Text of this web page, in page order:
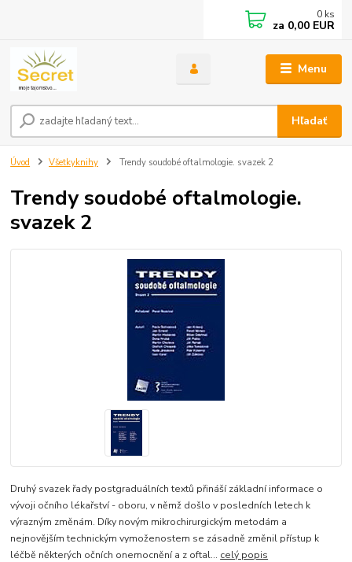
Menu
Hľadať
0 ks
za 0,00 EUR
Úvod Všetkyknihy Trendy soudobé oftalmologie. svazek 2
Trendy soudobé oftalmologie.
svazek 2
Druhý svazek řady postgraduálních textů přináší základní informace o
vývoji očního lékařství - oboru, v němž došlo v posledních letech k
výrazným změnám. Díky novým mikrochirurgickým metodám a
nejnovějším technickým vymoženostem se zásadně změnil přístup k
léčbě některých očních onemocnění a z oftal... celý popis